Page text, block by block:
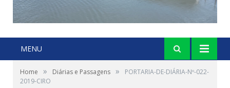
MENU
Home » Diárias e Passagens »
PORTARIA-DE-DIÁRIA-Nº-022-
2019-CIRO